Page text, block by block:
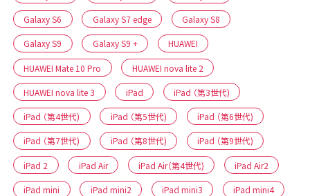
Galaxy S6 Galaxy S7 edge Galaxy S8
Galaxy S9 Galaxy S9 + HUAWEI
HUAWEI Mate 10 Pro HUAWEI nova lite 2
HUAWEI nova lite 3 iPad iPad （第3世代)
iPad （第4世代) iPad （第5世代) iPad （第6世代)
iPad （第7世代) iPad （第8世代) iPad （第9世代)
iPad 2 iPad Air iPad Air（第4世代) iPad Air2
iPad mini iPad mini2 iPad mini3 iPad mini4